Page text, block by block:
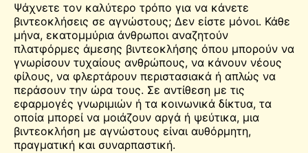
Ψάχνετε τον καλύτερο τρόπο για να κάνετε
βιντεοκλήσεις σε αγνώστους; Δεν είστε μόνοι. Κάθε
μήνα, εκατομμύρια άνθρωποι αναζητούν
πλατφόρμες άμεσης βιντεοκλήσης όπου μπορούν να
γνωρίσουν τυχαίους ανθρώπους, να κάνουν νέους
φίλους, να φλερτάρουν περιστασιακά ή απλώς να
περάσουν την ώρα τους. Σε αντίθεση με τις
εφαρμογές γνωριμιών ή τα κοινωνικά δίκτυα, τα
οποία μπορεί να μοιάζουν αργά ή ψεύτικα, μια
βιντεοκλήση με αγνώστους είναι αυθόρμητη,
πραγματική και συναρπαστική.